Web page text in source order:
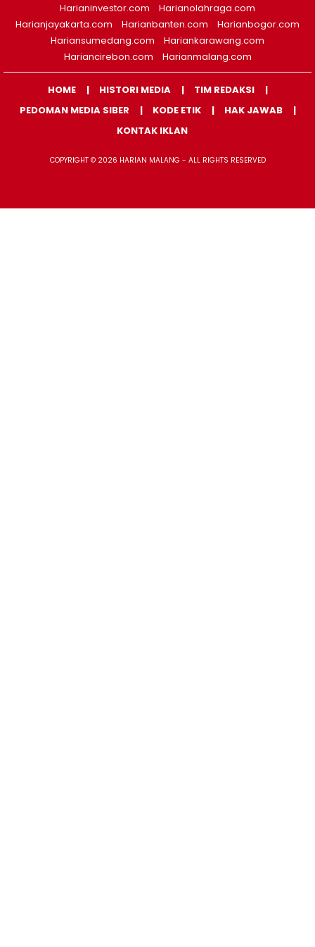
Harianinvestor.com
Harianolahraga.com
Harianjayakarta.com
Harianbanten.com
Harianbogor.com
Hariansumedang.com
Hariankarawang.com
Hariancirebon.com
Harianmalang.com
HOME HISTORI MEDIA
TIM REDAKSI
PEDOMAN MEDIA SIBER
KODE ETIK
HAK JAWAB
KONTAK IKLAN
COPYRIGHT © 2026 HARIAN MALANG - ALL RIGHTS RESERVED